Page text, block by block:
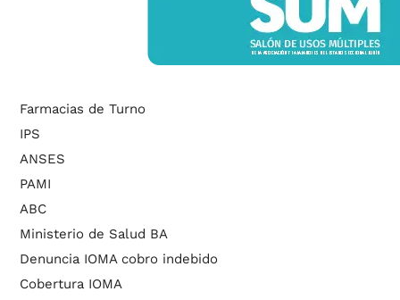
Farmacias de Turno
IPS
ANSES
PAMI
ABC
Ministerio de Salud BA
Denuncia IOMA cobro indebido
Cobertura IOMA